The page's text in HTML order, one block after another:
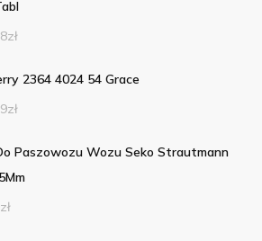
zł
2364 4024 54 Grace
zł
Paszowozu Wozu Seko Strautmann
zł